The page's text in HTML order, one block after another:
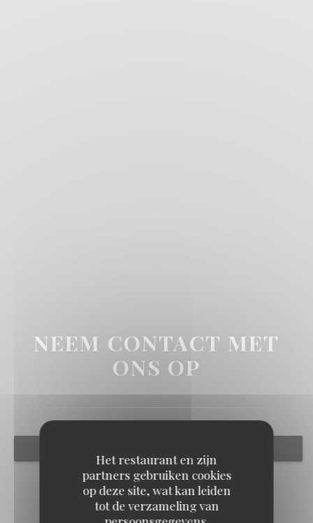
Het restaurant en zijn
partners gebruiken cookies
op deze site, wat kan leiden
tot de verzameling van
NEEM CONTACT MET
ONS OP